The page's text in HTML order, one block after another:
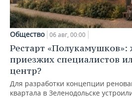
Общество 06 авг, 00:00
Рестарт «Полукамушков»:
приезжих специалистов
центр?
Для разработки концепции
квартала в Зеленодольске